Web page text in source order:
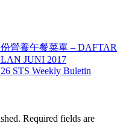
營養午餐菜單 – DAFTAR
JUNI 2017
STS Weekly Buletin
Required fields are